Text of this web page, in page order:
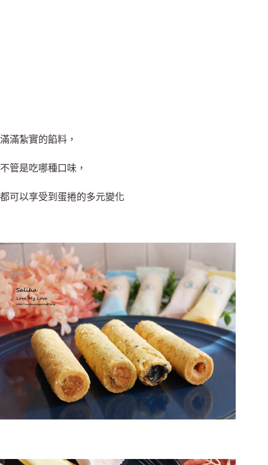
滿滿紮實的餡料，
不管是吃哪種口味，
都可以享受到蛋捲的多元變化